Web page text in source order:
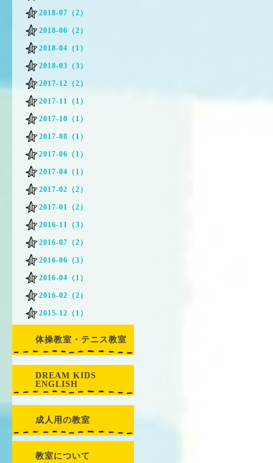
2018-07（2）
2018-06（2）
2018-04（1）
2018-03（3）
2017-12（2）
2017-11（1）
2017-10（1）
2017-08（1）
2017-06（1）
2017-04（1）
2017-02（2）
2017-01（2）
2016-11（3）
2016-07（2）
2016-06（3）
2016-04（1）
2016-02（2）
2015-12（1）
体操教室・テニス教室
DREAM KIDS
ENGLISH
成人用の教室
教室について